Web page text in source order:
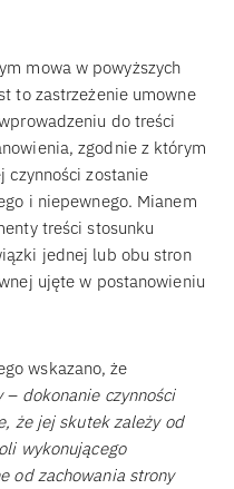
mowa w powyższych
to zastrzeżenie umowne
do treści
zgodnie z którym
czynności zostanie
i niepewnego. Mianem
treści stosunku
jednej lub obu stron
ujęte w postanowieniu
wskazano, że
– dokonanie czynności
że jej skutek zależy od
wykonującego
od zachowania strony